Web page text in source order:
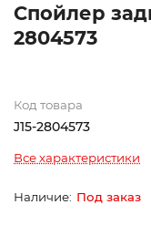
Спойлер
2804573
Код товара
J15-2804573
Все характеристики
Под заказ